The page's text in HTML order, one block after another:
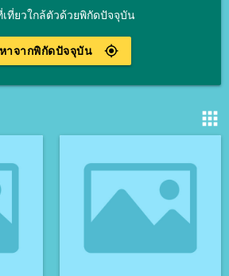
ที่ยวใกล้ตัวด้วยพิกัดปัจจุบัน
gps_fixed
าจากพิกัดปัจจุบัน
apps